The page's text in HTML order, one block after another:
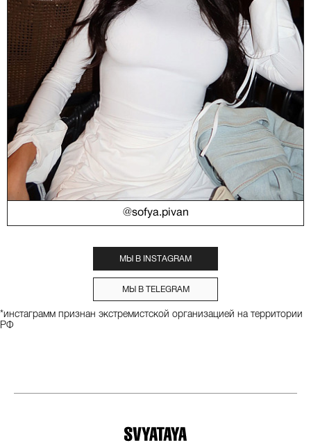
@sofya.pivan
МЫ В INSTAGRAM
МЫ В TELEGRAM
*инстаграмм признан экстремистской организацией на территории
РФ